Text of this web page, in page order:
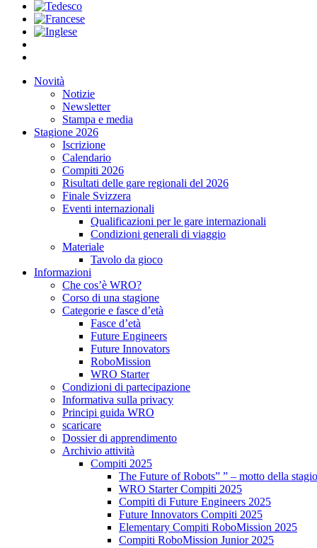
Novità
Notizie
Newsletter
Stampa e media
Stagione 2026
Iscrizione
Calendario
Compiti 2026
Risultati delle gare regionali del 2026
Finale Svizzera
Eventi internazionali
Qualificazioni per le gare internazionali
Condizioni generali di viaggio
Materiale
Tavolo da gioco
Informazioni
Che cos’è WRO?
Corso di una stagione
Categorie e fasce d’età
Fasce d’età
Future Engineers
Future Innovators
RoboMission
WRO Starter
Condizioni di partecipazione
Informativa sulla privacy
Principi guida WRO
scaricare
Dossier di apprendimento
Archivio attività
Compiti 2025
The Future of Robots” ” – motto della
WRO Starter Compiti 2025
Compiti di Future Engineers 2025
Future Innovators Compiti 2025
Elementary Compiti RoboMission 2025
Compiti RoboMission Junior 2025